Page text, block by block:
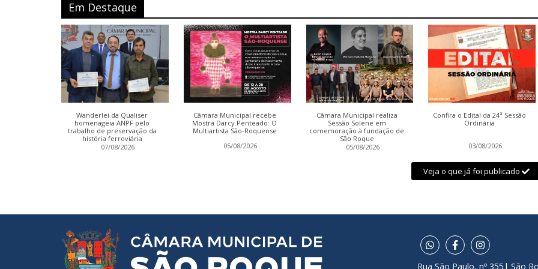
Em Destaque
Wanderlei da Qualiser
homenageia ANPF pelo
trabalho de preservação da
história ferroviária
07/08/2026
Câmara Municipal recebe
Mostra Darcy Penteado: O
Multiartista São-Roquense
05/08/2026
Câmara Municipal realiza
Sessão Solene em
comemoração à fundação de
São Roque
05/08/2026
Confira o Edital da 24ª Sessão
Ordinária
03/08/2026
Veja o que já foi publicado
Rua São Paulo, nº 355| São